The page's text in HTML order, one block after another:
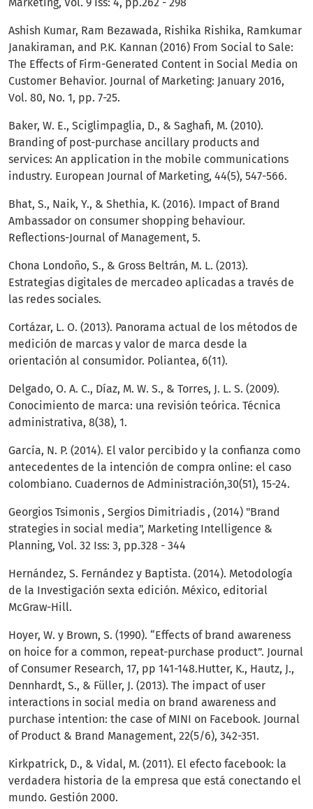
Marketing, Vol. 9 Iss: 4, pp.262 - 298
Ashish Kumar, Ram Bezawada, Rishika Rishika, Ramkumar
Janakiraman, and P.K. Kannan (2016) From Social to Sale:
The Effects of Firm-Generated Content in Social Media on
Customer Behavior. Journal of Marketing: January 2016,
Vol. 80, No. 1, pp. 7-25.
Baker, W. E., Sciglimpaglia, D., & Saghafi, M. (2010).
Branding of post-purchase ancillary products and
services: An application in the mobile communications
industry. European Journal of Marketing, 44(5), 547-566.
Bhat, S., Naik, Y., & Shethia, K. (2016). Impact of Brand
Ambassador on consumer shopping behaviour.
Reflections-Journal of Management, 5.
Chona Londoño, S., & Gross Beltrán, M. L. (2013).
Estrategias digitales de mercadeo aplicadas a través de
las redes sociales.
Cortázar, L. O. (2013). Panorama actual de los métodos de
medición de marcas y valor de marca desde la
orientación al consumidor. Poliantea, 6(11).
Delgado, O. A. C., Díaz, M. W. S., & Torres, J. L. S. (2009).
Conocimiento de marca: una revisión teórica. Técnica
administrativa, 8(38), 1.
García, N. P. (2014). El valor percibido y la confianza como
antecedentes de la intención de compra online: el caso
colombiano. Cuadernos de Administración,30(51), 15-24.
Georgios Tsimonis , Sergios Dimitriadis , (2014) "Brand
strategies in social media", Marketing Intelligence &
Planning, Vol. 32 Iss: 3, pp.328 - 344
Hernández, S. Fernández y Baptista. (2014). Metodología
de la Investigación sexta edición. México, editorial
McGraw-Hill.
Hoyer, W. y Brown, S. (1990). “Effects of brand awareness
on hoice for a common, repeat-purchase product”. Journal
of Consumer Research, 17, pp 141-148.Hutter, K., Hautz, J.,
Dennhardt, S., & Füller, J. (2013). The impact of user
interactions in social media on brand awareness and
purchase intention: the case of MINI on Facebook. Journal
of Product & Brand Management, 22(5/6), 342-351.
Kirkpatrick, D., & Vidal, M. (2011). El efecto facebook: la
verdadera historia de la empresa que está conectando el
mundo. Gestión 2000.